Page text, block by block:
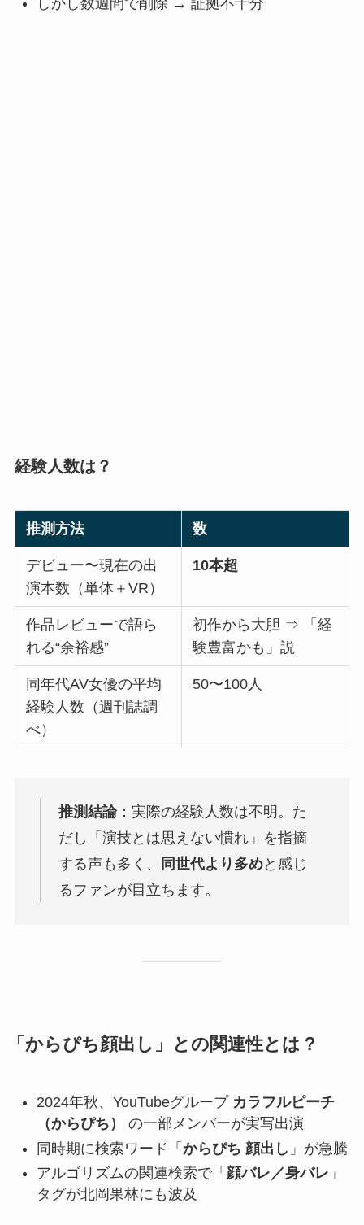
しかし数週間で削除 → 証拠不十分
経験人数は？
推測方法 数
デビュー〜現在の出
演本数（単体＋VR）
10本超
作品レビューで語ら
れる“余裕感”
初作から大胆 ⇒ 「経
験豊富かも」説
同年代AV女優の平均
経験人数（週刊誌調
べ）
50〜100人
推測結論：実際の経験人数は不明。た
だし「演技とは思えない慣れ」を指摘
する声も多く、
同世代より多めと感じ
るファンが目立ちます。
「からぴち顔出し」との関連性とは？
2024年秋、YouTubeグループ カラフルピーチ
（からぴち）
の一部メンバーが実写出演
同時期に検索ワード「 からぴち 顔出し 」が急騰
アルゴリズムの関連検索で「 顔バレ／身バレ 」
タグが北岡果林にも波及